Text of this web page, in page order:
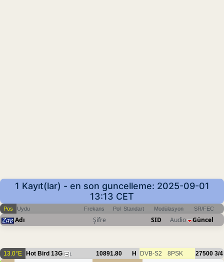
1 Kayıt(lar) - en son guncelleme: 2025-09-01
13:13 CET
Pos Uydu Frekans Pol Standart Modülasyon SR/FEC
Adı Şifre SID Audio Güncel
13.0°E Hot Bird 13G 1 10891.80 H DVB-S2 8PSK 27500 3/4